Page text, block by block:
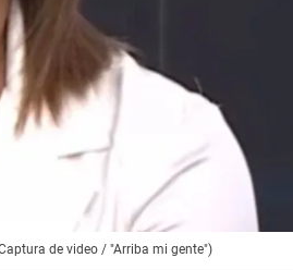
de video / "Arriba mi gente")